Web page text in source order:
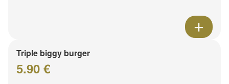
Triple biggy burger
5.90 €